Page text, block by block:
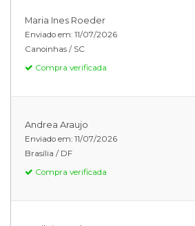
Maria Ines Roeder
Enviado em: 11/07/2026
Canoinhas / SC
Compra verificada
Andrea Araujo
Enviado em: 11/07/2026
Brasília / DF
Compra verificada